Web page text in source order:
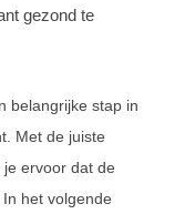
gezond te
belangrijke stap in
Met de juiste
ervoor dat de
het volgende